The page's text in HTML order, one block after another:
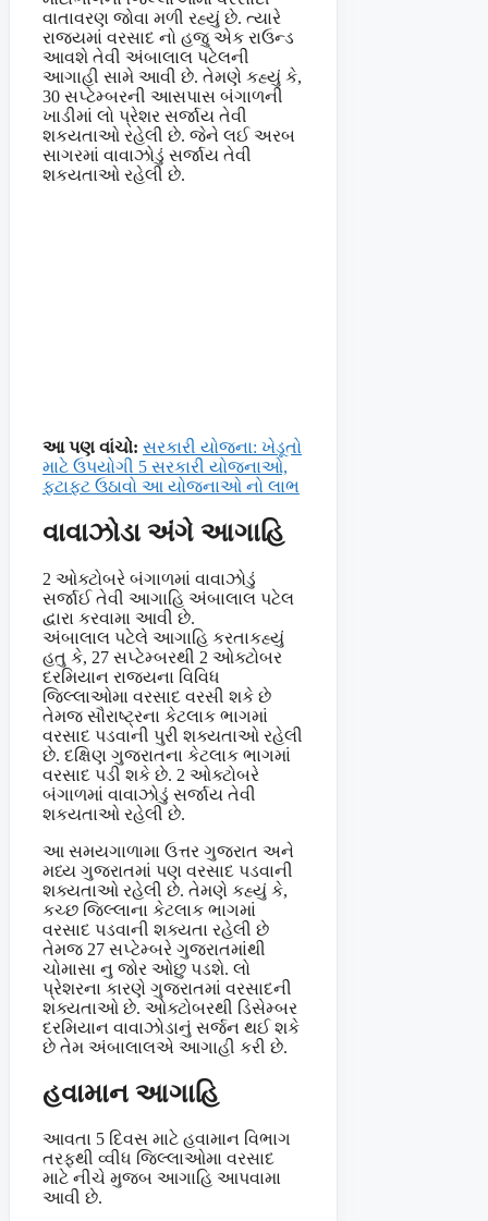
વાતાવરણ જોવા મળી રહ્યું છે. ત્યારે
રાજ્યમાં વરસાદ નો હજુ એક રાઉન્ડ
આવશે તેવી અંબાલાલ પટેલની
આગાહી સામે આવી છે. તેમણે કહ્યું કે,
30 સપ્ટેમ્બરની આસપાસ બંગાળની
ખાડીમાં લો પ્રેશર સર્જાય તેવી
શકયતાઓ રહેલી છે. જેને લઈ અરબ
સાગરમાં વાવાઝોડું સર્જાય તેવી
શકયતાઓ રહેલી છે.
આ પણ વાંચો: સરકારી યોજના: ખેડૂતો
માટે ઉપયોગી 5 સરકારી યોજનાઓ,
ફટાફટ ઉઠાવો આ યોજનાઓ નો લાભ
વાવાઝોડા અંગે આગાહિ
2 ઓક્ટોબરે બંગાળમાં વાવાઝોડું
સર્જાઈ તેવી આગાહિ અંબાલાલ પટેલ
દ્વારા કરવામા આવી છે.
અંબાલાલ પટેલે આગાહિ કરતાકહ્યું
હતુ કે, 27 સપ્ટેમ્બરથી 2 ઓક્ટોબર
દરમિયાન રાજ્યના વિવિધ
જિલ્લાઓમા વરસાદ વરસી શકે છે
તેમજ સૌરાષ્ટ્રના કેટલાક ભાગમાં
વરસાદ પડવાની પુરી શક્યતાઓ રહેલી
છે. દક્ષિણ ગુજરાતના કેટલાક ભાગમાં
વરસાદ પડી શકે છે. 2 ઓક્ટોબરે
બંગાળમાં વાવાઝોડું સર્જાય તેવી
શકયતાઓ રહેલી છે.
આ સમયગાળામા ઉત્તર ગુજરાત અને
મધ્ય ગુજરાતમાં પણ વરસાદ પડવાની
શક્યતાઓ રહેલી છે. તેમણે કહ્યું કે,
કચ્છ જિલ્લાના કેટલાક ભાગમાં
વરસાદ પડવાની શક્યતા રહેલી છે
તેમજ 27 સપ્ટેમ્બરે ગુજરાતમાંથી
ચોમાસા નુ જોર ઓછુ પડશે. લો
પ્રેશરના કારણે ગુજરાતમાં વરસાદની
શક્યતાઓ છે. ઓક્ટોબરથી ડિસેમ્બર
દરમિયાન વાવાઝોડાનું સર્જન થઈ શકે
છે તેમ અંબાલાલએ આગાહી કરી છે.
હવામાન આગાહિ
આવતા 5 દિવસ માટે હવામાન વિભાગ
તરફથી વ્વીધ જિલ્લાઓમા વરસાદ
માટે નીચે મુજબ આગાહિ આપવામા
આવી છે.